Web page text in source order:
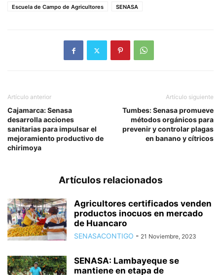
Escuela de Campo de Agricultores
SENASA
Artículo anterior
Cajamarca: Senasa
desarrolla acciones
sanitarias para impulsar el
mejoramiento productivo de
chirimoya
Artículo siguiente
Tumbes: Senasa promueve
métodos orgánicos para
prevenir y controlar plagas
en banano y cítricos
Artículos relacionados
Agricultores certificados venden
productos inocuos en mercado
de Huancaro
SENASACONTIGO - 21 Noviembre, 2023
SENASA: Lambayeque se
mantiene en etapa de